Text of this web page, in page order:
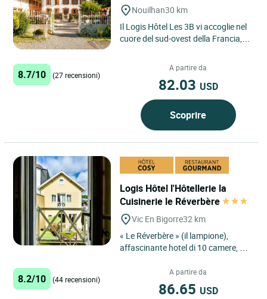
Nouilhan30 km
Il Logis Hôtel Les 3B vi accoglie nel
cuore del sud-ovest della Francia,
Tarbes, Maubourguet...
8.7/10 (27 recensioni)
A partire da
82.03 USD
Scoprire
Logis Hôtel l'Hôtellerie la
Cuisinerie le Réverbère
Vic En Bigorre32 km
« Le Réverbère » (il lampione),
affascinante hotel di 10 camere, vi
sua posizione...
8.2/10 (44 recensioni)
A partire da
86.65 USD